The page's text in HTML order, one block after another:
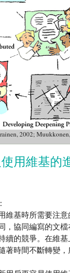
2002;
用維基的
維基時所需要注
，協同編寫的文檔
續的競爭。在維
著時間不斷轉變